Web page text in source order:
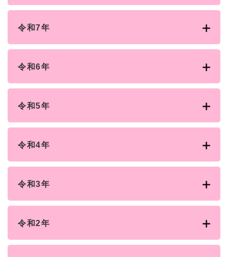
令和7年
令和6年
令和5年
令和4年
令和3年
令和2年